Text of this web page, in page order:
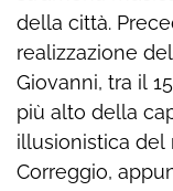
della città.
realizzazione
Giovanni, tra il
più alto della
illusionistica del
Correggio,